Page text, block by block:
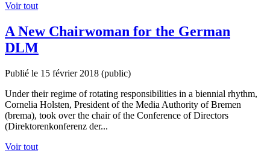
Voir tout
A New Chairwoman for the German
DLM
Publié le 15 février 2018 (public)
Under their regime of rotating responsibilities in a biennial rhythm,
Cornelia Holsten, President of the Media Authority of Bremen
(brema), took over the chair of the Conference of Directors
(Direktorenkonferenz der...
Voir tout